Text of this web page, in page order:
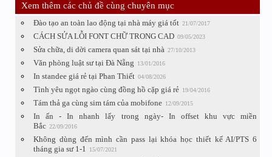
Xem thêm các chủ đề cùng chuyên mục
Đào tạo an toàn lao động tại nhà máy giá tốt 21/07/2017
CÁCH SỬA LỖI FONT CHỮ TRONG CAD 09/05/2023
Sửa chữa, di dời camera quan sát tại nhà 27/10/2013
Văn phòng luật sư tại Đà Nẵng 13/01/2016
In standee giá rẻ tại Phan Thiết 04/08/2026
Tình yêu ngọt ngào cùng đồng hồ cặp giá rẻ 19/04/2016
Tám thả ga cùng sim tám của mobifone 12/09/2015
In ấn - In nhanh lấy trong ngày- In offset khu vực miền
Bắc 22/09/2016
Không dùng đến mình cần pass lại khóa học thiết kế AI/PTS 6
tháng gia sư 1-1
15/07/2021